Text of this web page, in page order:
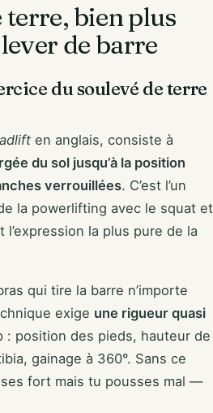
terre, bien plus
de barre
du soulevé de terre
en anglais, consiste à
du sol jusqu’à la position
verrouillées. C’est l’un
la powerlifting avec le squat et
la plus pure de la
qui tire la barre n’importe
exige une rigueur quasi
: position des pieds, hauteur de
gainage à 360°. Sans ce
fort mais tu pousses mal —